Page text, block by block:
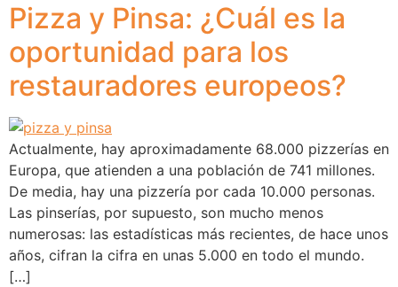
Pizza y Pinsa: ¿Cuál es la
oportunidad para los
restauradores europeos?
Actualmente, hay aproximadamente 68.000 pizzerías en
Europa, que atienden a una población de 741 millones.
De media, hay una pizzería por cada 10.000 personas.
Las pinserías, por supuesto, son mucho menos
numerosas: las estadísticas más recientes, de hace unos
años, cifran la cifra en unas 5.000 en todo el mundo.
[…]